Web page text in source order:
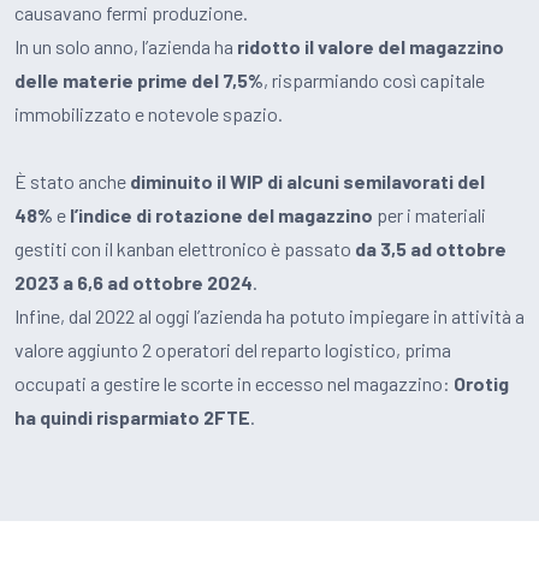
causavano fermi produzione.
In un solo anno, l’azienda ha ridotto il valore del magazzino
delle materie prime del 7,5%, risparmiando così capitale
immobilizzato e notevole spazio.
È stato anche diminuito il WIP di alcuni semilavorati del
48% e l’indice di rotazione del magazzino per i materiali
gestiti con il kanban elettronico è passato da 3,5 ad ottobre
2023 a 6,6 ad ottobre 2024.
Infine, dal 2022 al oggi l’azienda ha potuto impiegare in attività a
valore aggiunto 2 operatori del reparto logistico, prima
occupati a gestire le scorte in eccesso nel magazzino: Orotig
ha quindi risparmiato 2FTE.